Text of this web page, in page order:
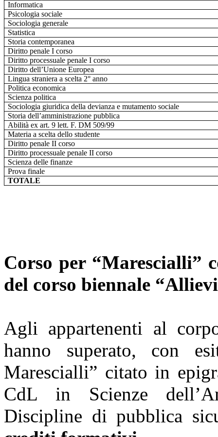
Informatica
Psicologia sociale
Sociologia generale
Statistica
Storia contemporanea
Diritto penale I corso
Diritto processuale penale I corso
Diritto dell’Unione Europea
Lingua straniera a scelta 2° anno
Politica economica
Scienza politica
Sociologia giuridica della devianza e mutamento sociale
Storia dell’amministrazione pubblica
Abilità ex art. 9 lett. F. DM 509/99
Materia a scelta dello studente
Diritto penale II corso
Diritto processuale penale II corso
Scienza delle finanze
Prova finale
TOTALE
Corso per “Marescialli”
del corso biennale
Agli appartenenti al
hanno superato, con
Marescialli” citato in
CdL in Scienze
Discipline di pubblica